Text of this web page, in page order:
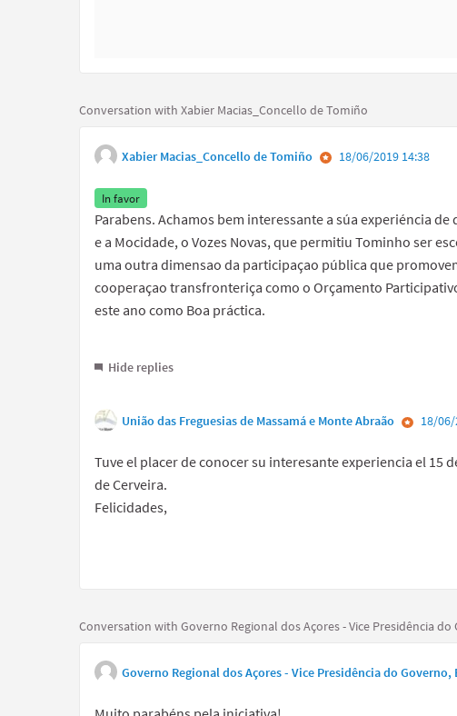
Conversation with Xabier Macias_Concello de Tomiño
Xabier Macias_Concello de Tomiño 18/06/2019 14:38
In favor
Parabens. Achamos bem interessante a súa experiéncia
e a Mocidade, o Vozes Novas, que permitiu Tominho ser
uma outra dimensao da participaçao pública que
cooperaçao transfronteriça como o Orçamento
este ano como Boa práctica.
Hide replies
União das Freguesias de Massamá e Monte Abraão 18/06/
Tuve el placer de conocer su interesante experiencia el 15
de Cerveira.
Felicidades,
Conversation with Governo Regional dos Açores - Vice Presidência
Governo Regional dos Açores - Vice Presidência do